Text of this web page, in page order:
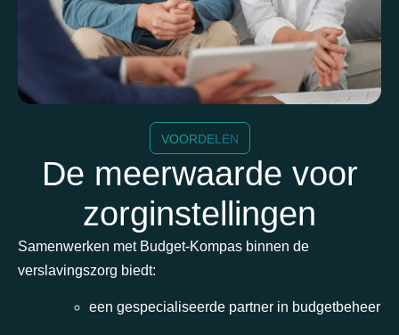
VOORDELEN
De meerwaarde voor
zorginstellingen
Samenwerken met Budget-Kompas binnen de
verslavingszorg biedt:
een gespecialiseerde partner in budgetbeheer